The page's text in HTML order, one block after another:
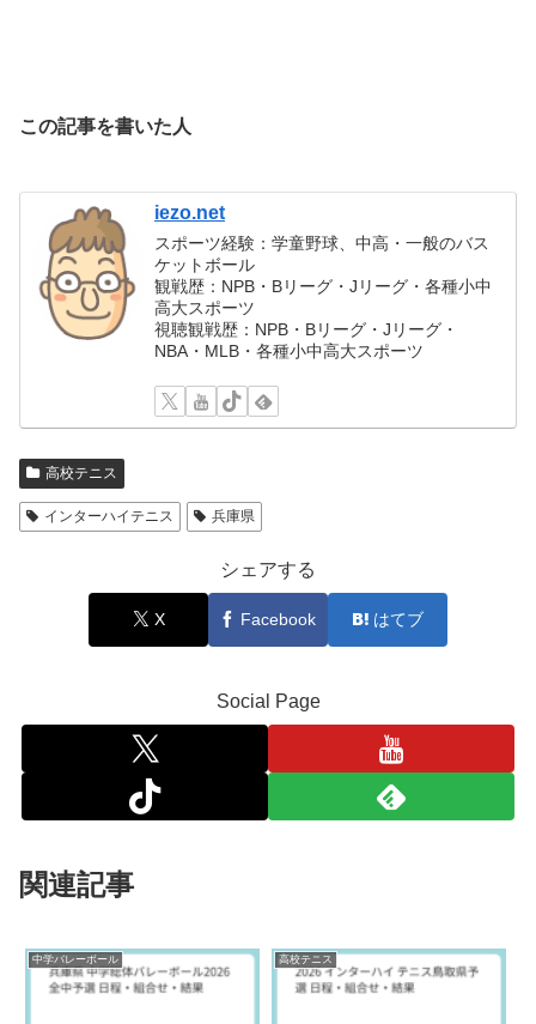
この記事を書いた人
iezo.net
スポーツ経験：学童野球、中高・一般のバス
ケットボール
観戦歴：NPB・Bリーグ・Jリーグ・各種小中
高大スポーツ
視聴観戦歴：NPB・Bリーグ・Jリーグ・
NBA・MLB・各種小中高大スポーツ
高校テニス
インターハイテニス 兵庫県
シェアする
X Facebook はてブ
Social Page
関連記事
中学バレーボール 高校テニス